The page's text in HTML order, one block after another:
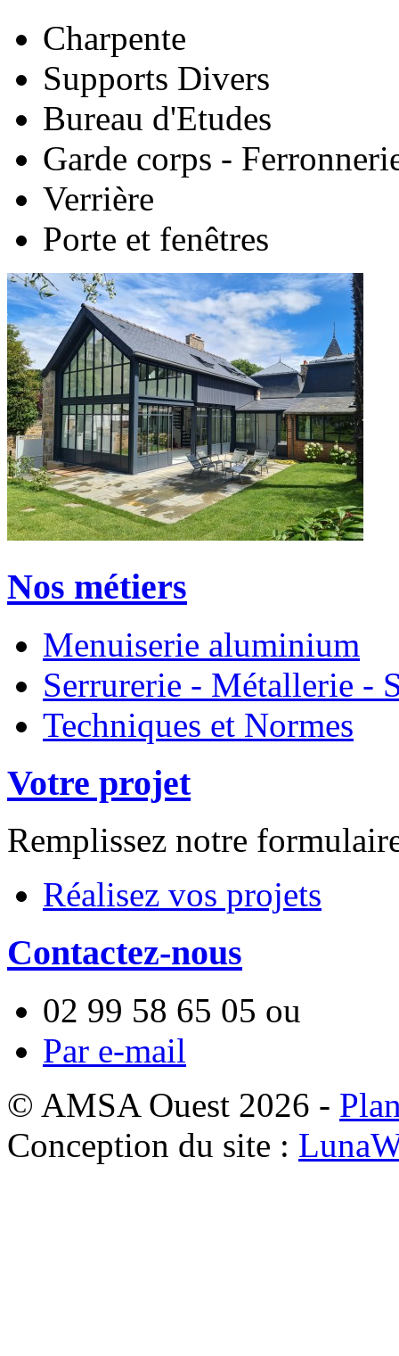
Charpente
Supports Divers
Bureau d'Etudes
Garde corps -
Verrière
Porte et fenêtres
Nos métiers
Menuiserie aluminium
Serrurerie - Métallerie -
Techniques et Normes
Votre projet
Remplissez notre
Réalisez vos projets
Contactez-nous
02 99 58 65 05 ou
Par e-mail
© AMSA Ouest 2026 -
Conception du site :